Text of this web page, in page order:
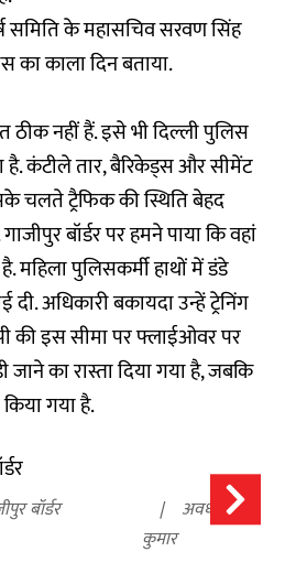
समिति के महासचिव सरवण सिंह
का काला दिन बताया.
ठीक नहीं हैं. इसे भी दिल्ली पुलिस
है. कंटीले तार, बैरिकेड्स और सीमेंट
चलते ट्रैफिक की स्थिति बेहद
बॉर्डर पर हमने पाया कि वहां
महिला पुलिसकर्मी हाथों में डंडे
अधिकारी बकायदा उन्हें ट्रेनिंग
की इस सीमा पर फ्लाईओवर पर
का रास्ता दिया गया है, जबकि
गया है.
बॉर्डर
अवधेश
कुमार